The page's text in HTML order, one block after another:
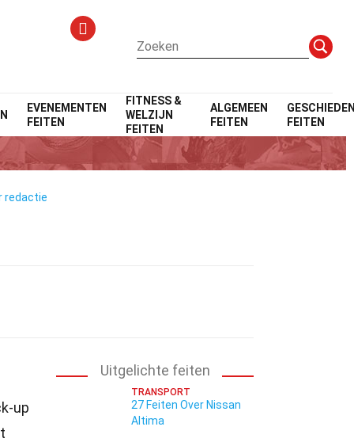
EVENEMENTEN
FEITEN
FITNESS &
WELZIJN
FEITEN
ALGEMEEN
FEITEN
FEITEN
redactie
up
Uitgelichte feiten
TRANSPORT
27 Feiten Over Nissan
Altima